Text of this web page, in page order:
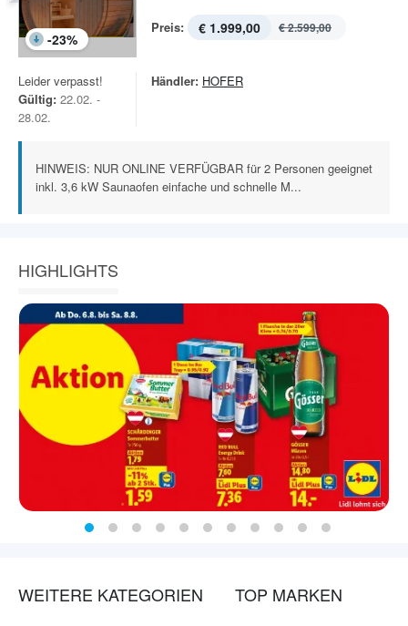
-23%
Preis: € 1.999,00 € 2.599,00
Leider verpasst!
Gültig: 22.02. -
28.02.
Händler: HOFER
HINWEIS: NUR ONLINE VERFÜGBAR für 2 Personen geeignet
inkl. 3,6 kW Saunaofen einfache und schnelle M...
HIGHLIGHTS
WEITERE KATEGORIEN TOP MARKEN